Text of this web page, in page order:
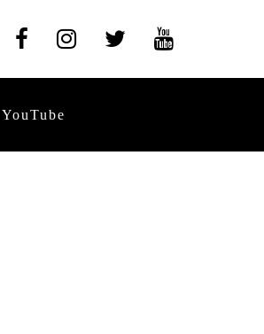
YouTube